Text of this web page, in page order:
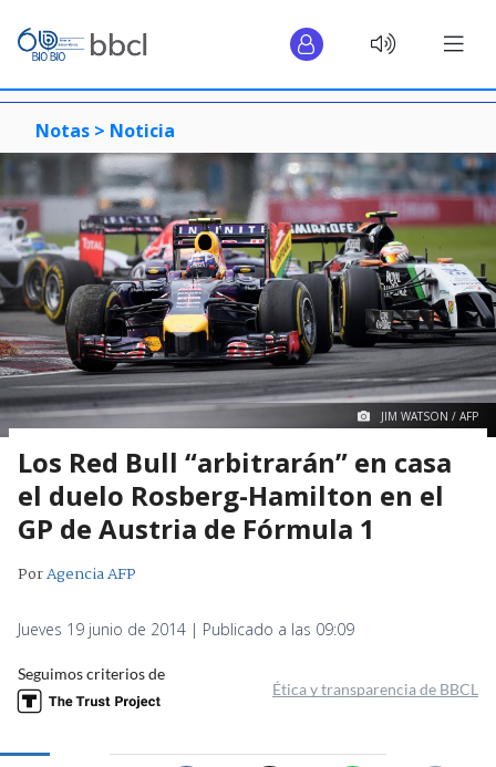
Notas > Noticia
JIM WATSON / AFP
Los Red Bull “arbitrarán” en casa
el duelo Rosberg-Hamilton en el
GP de Austria de Fórmula 1
PorAgencia AFP
Jueves 19 junio de 2014 | Publicado a las 09:09
Seguimos criterios de
Ética y transparencia de BBCL